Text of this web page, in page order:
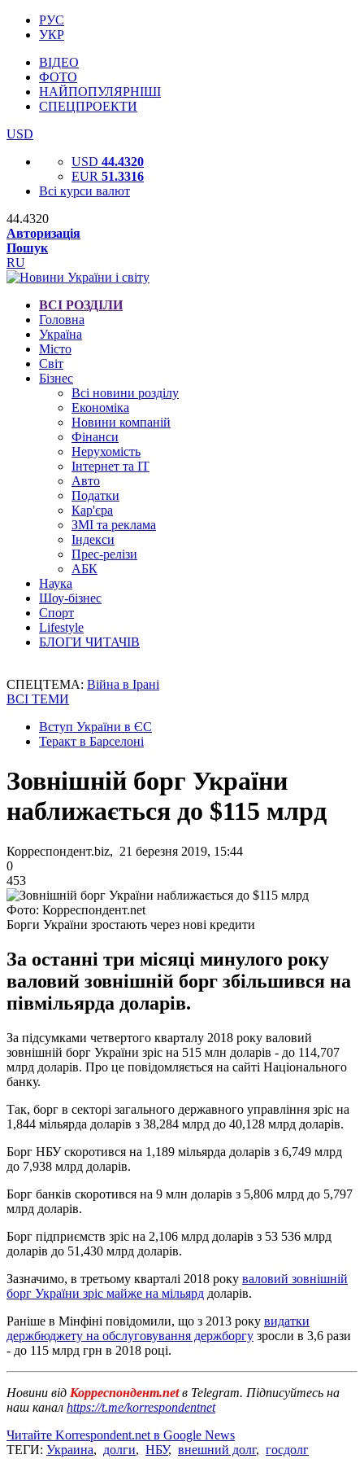
РУС
УКР
ВІДЕО
ФОТО
НАЙПОПУЛЯРНІШІ
СПЕЦПРОЕКТИ
USD
USD 44.4320
EUR 51.3316
Всі курси валют
44.4320
Авторизація
Пошук
RU
ВСІ РОЗДІЛИ
Головна
Україна
Місто
Світ
Бізнес
Всі новини розділу
Економіка
Новини компаній
Фінанси
Нерухомість
Інтернет та IT
Авто
Податки
Кар'єра
ЗМІ та реклама
Індекси
Прес-релізи
АБК
Наука
Шоу-бізнес
Спорт
Lifestyle
БЛОГИ ЧИТАЧІВ
СПЕЦТЕМА: Війна в Ірані
ВСІ ТЕМИ
Вступ України в ЄС
Теракт в Барселоні
Зовнішній борг України
наближається до $115 млрд
Корреспондент.biz, 21 березня 2019, 15:44
0
453
Фото: Корреспондент.net
Борги України зростають через нові кредити
За останні три місяці минулого року
валовий зовнішній борг збільшився на
півмільярда доларів.
За підсумками четвертого кварталу 2018 року валовий
зовнішній борг України зріс на 515 млн доларів - до 114,707
млрд доларів. Про це повідомляється на сайті Національного
банку.
Так, борг в секторі загального державного управління зріс на
1,844 мільярда доларів з 38,284 млрд до 40,128 млрд доларів.
Борг НБУ скоротився на 1,189 мільярда доларів з 6,749 млрд
до 7,938 млрд доларів.
Борг банків скоротився на 9 млн доларів з 5,806 млрд до 5,797
млрд доларів.
Борг підприємств зріс на 2,106 млрд доларів з 53 536 млрд
доларів до 51,430 млрд доларів.
Зазначимо, в третьому кварталі 2018 року валовий зовнішній
борг України зріс майже на мільярд доларів.
Раніше в Мінфіні повідомили, що з 2013 року видатки
держбюджету на обслуговування держборгу зросли в 3,6 рази
- до 115 млрд грн в 2018 році.
Новини від Корреспондент.netв Telegram. Підписуйтесь на
наш канал https://t.me/korrespondentnet
Читайте Korrespondent.net в Google News
ТЕГИ: Украина, долги, НБУ, внешний долг, госдолг